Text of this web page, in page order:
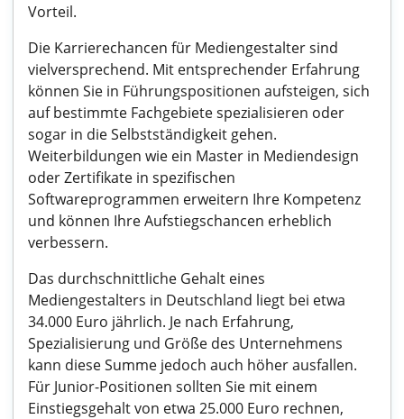
Vorteil.
Die Karrierechancen für Mediengestalter sind
vielversprechend. Mit entsprechender Erfahrung
können Sie in Führungspositionen aufsteigen, sich
auf bestimmte Fachgebiete spezialisieren oder
sogar in die Selbstständigkeit gehen.
Weiterbildungen wie ein Master in Mediendesign
oder Zertifikate in spezifischen
Softwareprogrammen erweitern Ihre Kompetenz
und können Ihre Aufstiegschancen erheblich
verbessern.
Das durchschnittliche Gehalt eines
Mediengestalters in Deutschland liegt bei etwa
34.000 Euro jährlich. Je nach Erfahrung,
Spezialisierung und Größe des Unternehmens
kann diese Summe jedoch auch höher ausfallen.
Für Junior-Positionen sollten Sie mit einem
Einstiegsgehalt von etwa 25.000 Euro rechnen,